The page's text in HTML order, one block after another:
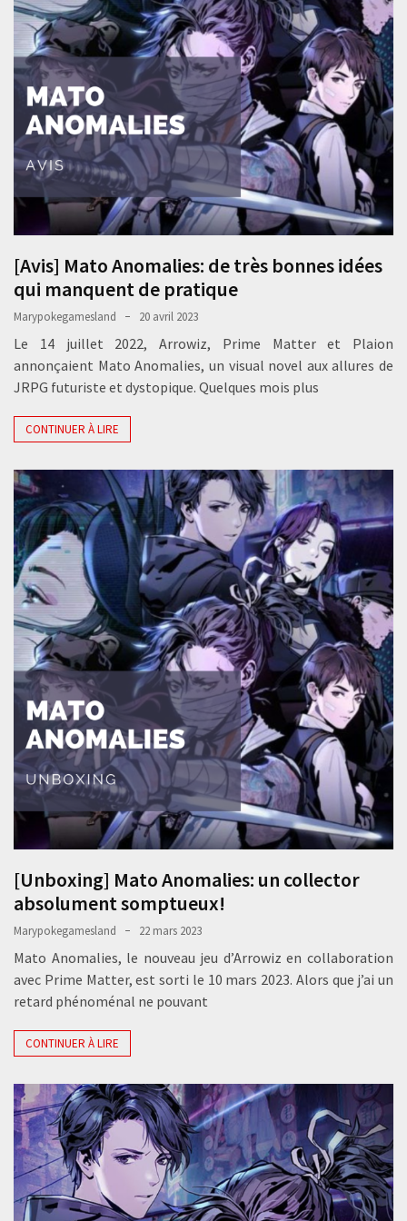
[Avis] Mato Anomalies: de très bonnes idées
qui manquent de pratique
Marypokegamesland 20 avril 2023
Le 14 juillet 2022, Arrowiz, Prime Matter et Plaion
annonçaient Mato Anomalies, un visual novel aux allures de
JRPG futuriste et dystopique. Quelques mois plus
CONTINUER À LIRE
[Unboxing] Mato Anomalies: un collector
absolument somptueux!
Marypokegamesland 22 mars 2023
Mato Anomalies, le nouveau jeu d’Arrowiz en collaboration
avec Prime Matter, est sorti le 10 mars 2023. Alors que j’ai un
retard phénoménal ne pouvant
CONTINUER À LIRE